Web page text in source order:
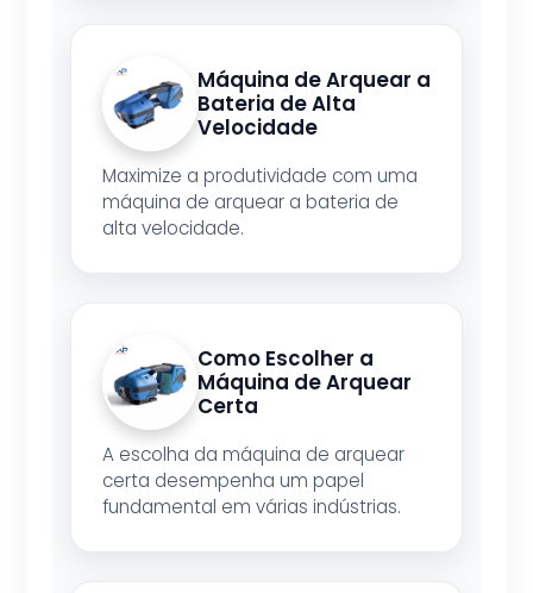
Máquina de Arquear a
Bateria de Alta
Velocidade
Maximize a produtividade com uma
máquina de arquear a bateria de
alta velocidade.
Como Escolher a
Máquina de Arquear
Certa
A escolha da máquina de arquear
certa desempenha um papel
fundamental em várias indústrias.